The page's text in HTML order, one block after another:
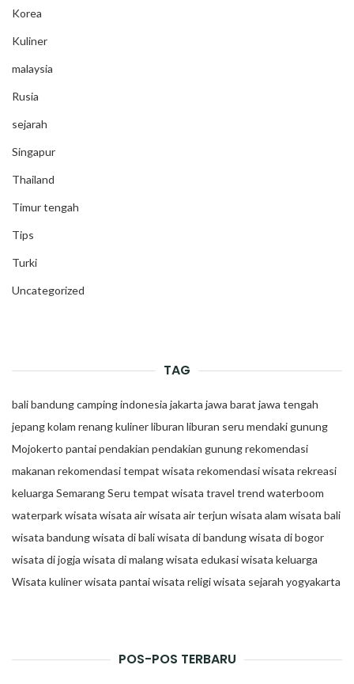
Korea
Kuliner
malaysia
Rusia
sejarah
Singapur
Thailand
Timur tengah
Tips
Turki
Uncategorized
TAG
balibandungcampingindonesia jakarta jawa barat jawa tengah
jepangkolam renangkulinerliburan liburan seru mendaki gunung
Mojokerto pantaipendakian pendakian gunungrekomendasi
makanan rekomendasi tempat wisata rekomendasi wisata rekreasi
keluarga SemarangSeru tempat wisata travel trend waterboom
waterparkwisata wisata airwisata air terjun wisata alam wisata bali
wisata bandungwisata di baliwisata di bandungwisata di bogor
wisata di jogja wisata di malangwisata edukasiwisata keluarga
Wisata kulinerwisata pantaiwisata religiwisata sejarah yogyakarta
POS-POS TERBARU